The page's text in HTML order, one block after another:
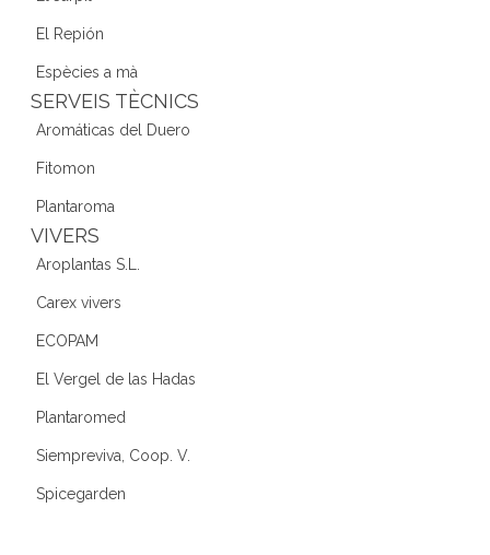
El Repión
Espècies a mà
SERVEIS TÈCNICS
Aromáticas del Duero
Fitomon
Plantaroma
VIVERS
Aroplantas S.L.
Carex vivers
ECOPAM
El Vergel de las Hadas
Plantaromed
Siempreviva, Coop. V.
Spicegarden